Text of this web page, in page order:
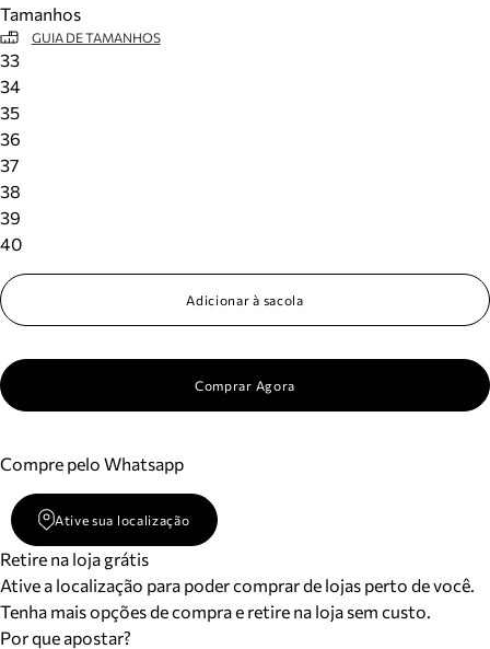
Tamanhos
GUIA DE TAMANHOS
33
34
35
36
37
38
39
40
Adicionar à sacola
Comprar Agora
Compre pelo Whatsapp
Ative sua localização
Retire na loja grátis
Ative a localização para poder comprar de lojas perto de você.
Tenha mais opções de compra e retire na loja sem custo.
Por que apostar?